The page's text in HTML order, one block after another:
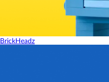
BrickHeadz